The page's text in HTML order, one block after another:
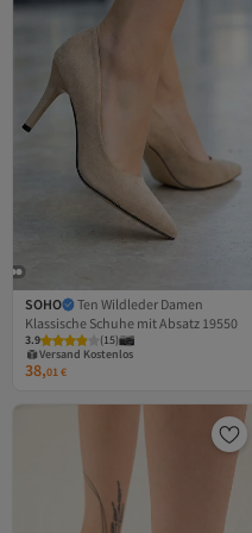
SOHO
Ten Wildleder Damen
Klassische Schuhe mit Absatz 19550
3.9 (15)
Versand Kostenlos
Gratis Versand
Versand Kostenlos
38,01€